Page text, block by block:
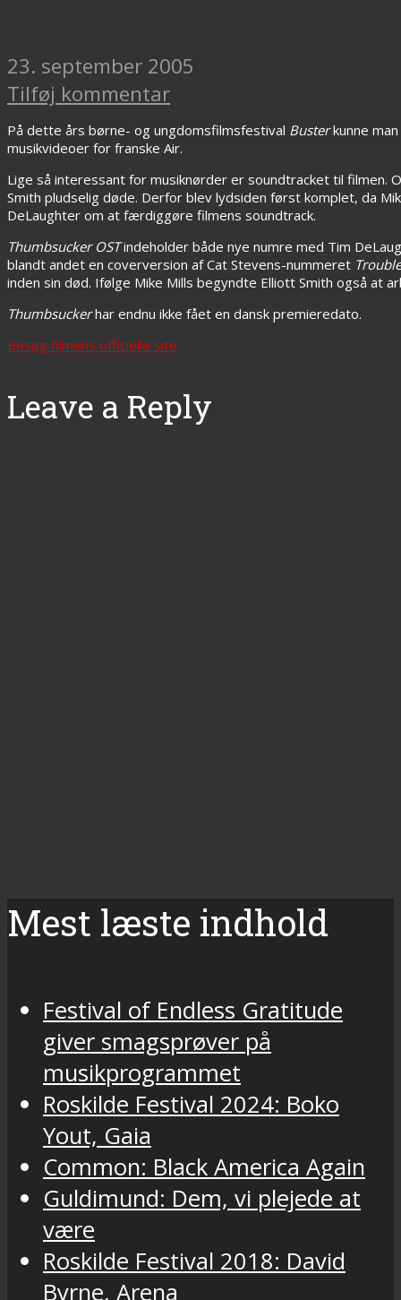
23. september 2005
Tilføj kommentar
På dette års børne- og ungdomsfilmsfestival Busterkunne
musikvideoer for franske Air.
Lige så interessant for musiknørder er soundtracket til filmen.
Smith pludselig døde. Derfor blev lydsiden først komplet, da
DeLaughter om at færdiggøre filmens soundtrack.
Thumbsucker OSTindeholder både nye numre med Tim
blandt andet en coverversion af Cat Stevens-nummeret Trouble
inden sin død. Ifølge Mike Mills begyndte Elliott Smith også at
Thumbsuckerhar endnu ikke fået en dansk premieredato.
Besøg filmens officielle site
Leave a Reply
Mest læste indhold
Festival of Endless Gratitude
giver smagsprøver på
musikprogrammet
Roskilde Festival 2024: Boko
Yout, Gaia
Common: Black America Again
Guldimund: Dem, vi plejede at
være
Roskilde Festival 2018: David
Byrne, Arena